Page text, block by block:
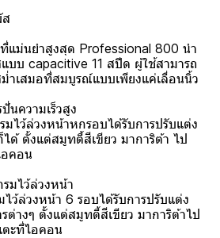
ที่แม่นยำสูงสุด Professional 800 นำ
บบ capacitive 11 สปีด ผู้ใช้สามารถ
ำเสมอที่สมบูรณ์แบบเพียงแค่เลื่อนนิ้ว
นความเร็วสูง
ไว้ล่วงหน้าหกรอบได้รับการปรับแต่ง
ด้ ตั้งแต่สมูทตี้สีเขียว มาการิต้า ไป
คอน
มไว้ล่วงหน้า
ว้ล่วงหน้า 6 รอบได้รับการปรับแต่ง
ต่างๆ ตั้งแต่สมูทตี้สีเขียว มาการิต้าไป
ตะที่ไอคอน